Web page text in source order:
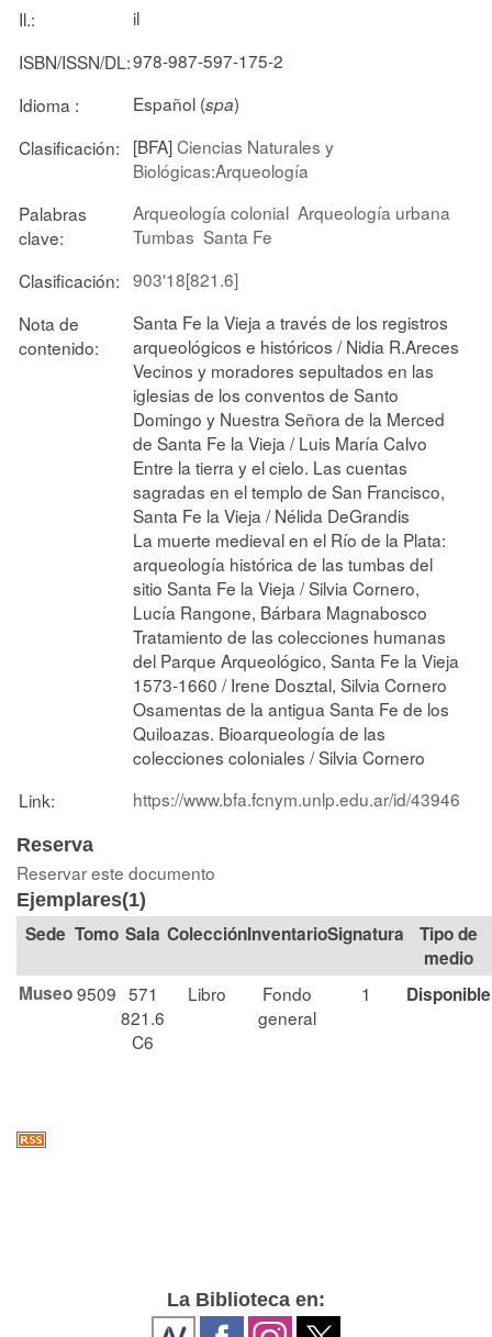
Il.:
il
ISBN/ISSN/DL:978-987-597-175-2
Idioma :
Español (spa)
Clasificación:
[BFA]Ciencias Naturales y
Biológicas:Arqueología
Palabras
clave:
Arqueología colonial Arqueología urbana
Tumbas Santa Fe
Clasificación: 903'18[821.6]
Nota de
contenido:
Santa Fe la Vieja a través de los registros
arqueológicos e históricos / Nidia R.Areces
Vecinos y moradores sepultados en las
iglesias de los conventos de Santo
Domingo y Nuestra Señora de la Merced
de Santa Fe la Vieja / Luis María Calvo
Entre la tierra y el cielo. Las cuentas
sagradas en el templo de San Francisco,
Santa Fe la Vieja / Nélida DeGrandis
La muerte medieval en el Río de la Plata:
arqueología histórica de las tumbas del
sitio Santa Fe la Vieja / Silvia Cornero,
Lucía Rangone, Bárbara Magnabosco
Tratamiento de las colecciones humanas
del Parque Arqueológico, Santa Fe la Vieja
1573-1660 / Irene Dosztal, Silvia Cornero
Osamentas de la antigua Santa Fe de los
Quiloazas. Bioarqueología de las
colecciones coloniales / Silvia Cornero
Link:
https://www.bfa.fcnym.unlp.edu.ar/id/43946
Reserva
Reservar este documento
Ejemplares(1)
Tomo Sala Colección Signatura
Tipo de
medio
Museo9509 571
821.6
C6
Libro
Fondo
general
1 Disponible
La Biblioteca en: